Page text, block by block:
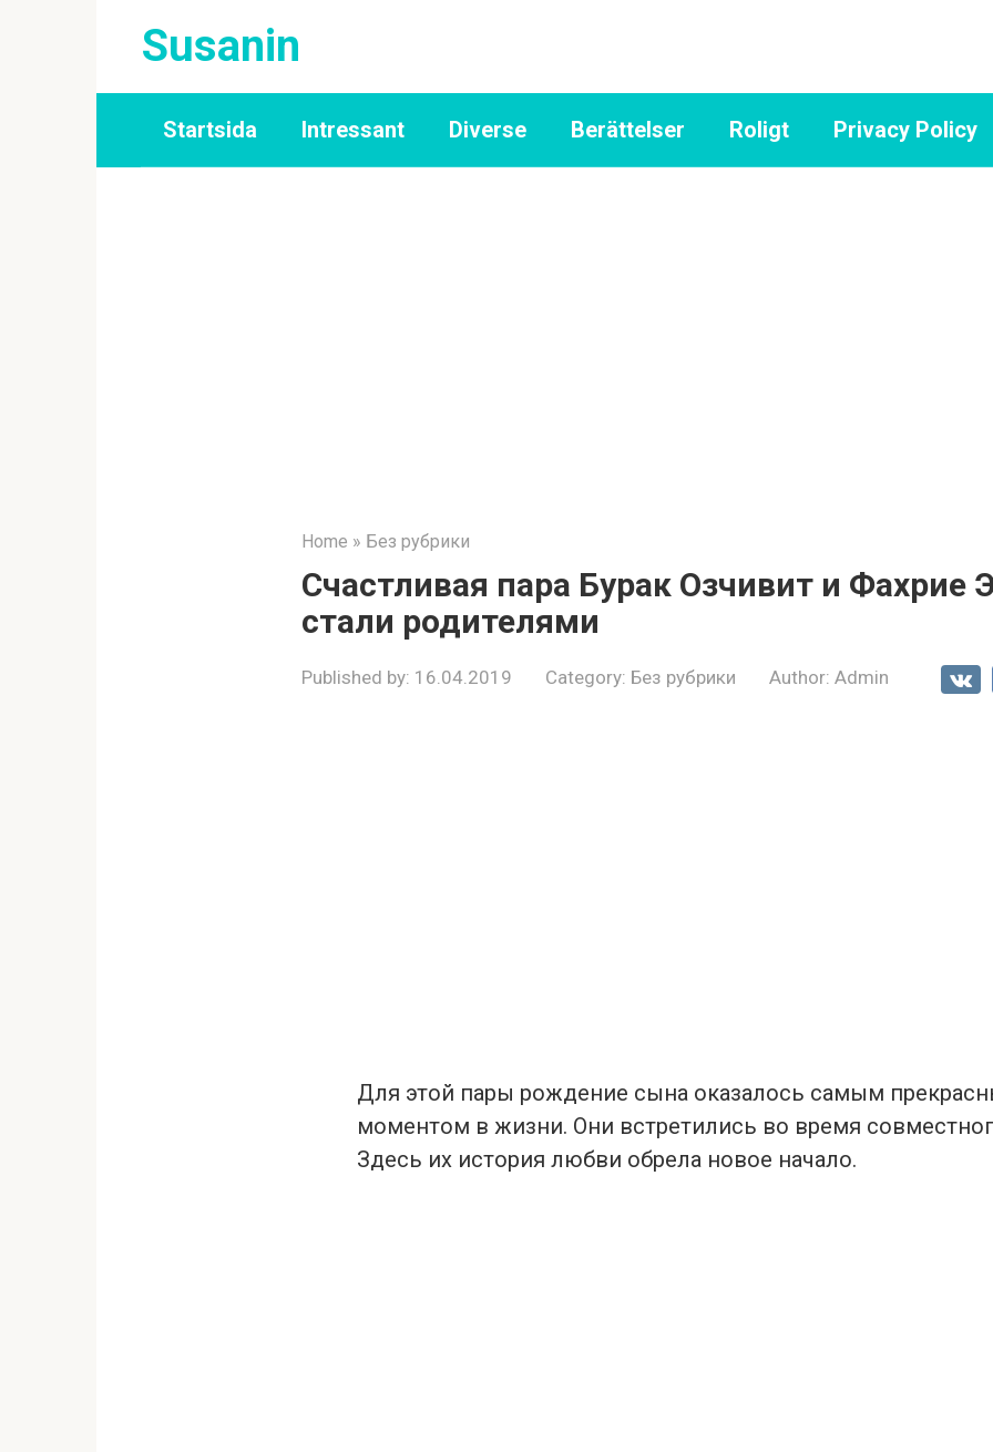
Susanin
Startsida Intressant Diverse Berättelser Roligt Privacy Policy
Home » Без рубрики
Счастливая пара Бурак Озчивит и Фахрие
стали родителями
Published by: 16.04.2019 Category: Без рубрики Author: Admin
Для этой пары рождение сына оказалось самым
моментом в жизни. Они встретились во время
Здесь их история любви обрела новое начало.